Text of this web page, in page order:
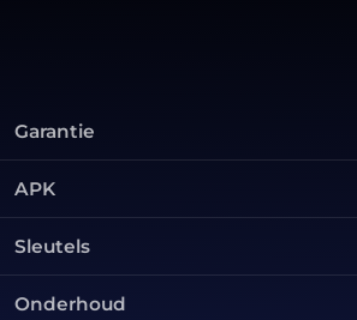
Garantie
APK
Sleutels
Onderhoud